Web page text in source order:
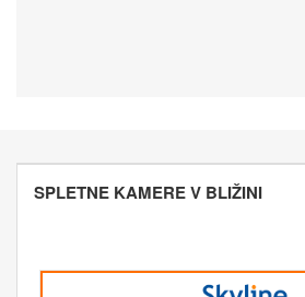
SPLETNE KAMERE V BLIŽINI